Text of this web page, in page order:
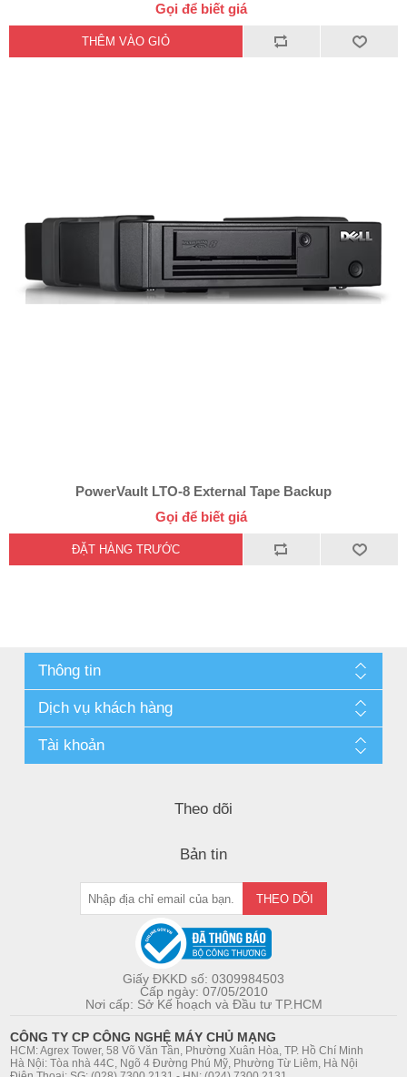
Gọi để biết giá
PowerVault LTO-8 External Tape Backup
Gọi để biết giá
Thông tin
Dịch vụ khách hàng
Tài khoản
Theo dõi
Bản tin
Giấy ĐKKD số: 0309984503
Cấp ngày: 07/05/2010
Nơi cấp: Sở Kế hoạch và Đầu tư TP.HCM
CÔNG TY CP CÔNG NGHỆ MÁY CHỦ MẠNG
HCM: Agrex Tower, 58 Võ Văn Tần, Phường Xuân Hòa, TP. Hồ Chí Minh
Hà Nội: Tòa nhà 44C, Ngõ 4 Đường Phú Mỹ, Phường Từ Liêm, Hà Nội